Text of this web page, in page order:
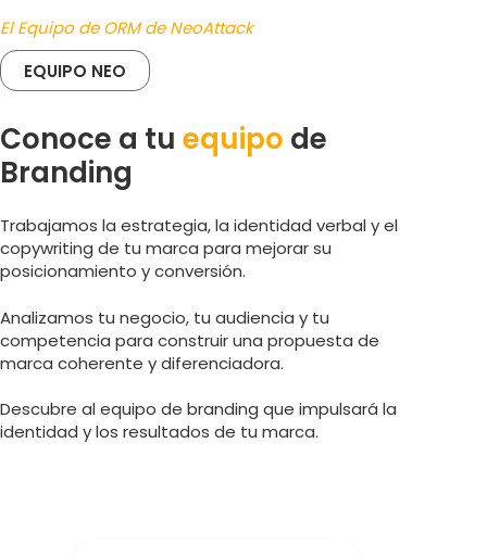
El Equipo de ORM de NeoAttack
EQUIPO NEO
Conoce a tu equipo de
Branding
Trabajamos la estrategia, la identidad verbal y el
copywriting de tu marca para mejorar su
posicionamiento y conversión.
Analizamos tu negocio, tu audiencia y tu
competencia para construir una propuesta de
marca coherente y diferenciadora.
Descubre al equipo de branding que impulsará la
identidad y los resultados de tu marca.